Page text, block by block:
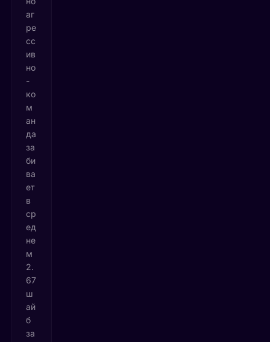
аг
ре
сс
ив
но
-
ко
м
ан
да
за
би
ва
ет
в
ср
ед
не
м
2.
67
ш
ай
б
за